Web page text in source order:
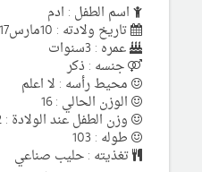
اسم الطفل : ادم
تاريخ ولادته : 10مارس2017
عمره : 3سنوات
جنسه : ذكر
محيط رأسه : لا اعلم
الوزن الحالي : 16
وزن الطفل عند الولادة : 2.2كيلو
طوله : 103
تغذيته : حليب صناعي